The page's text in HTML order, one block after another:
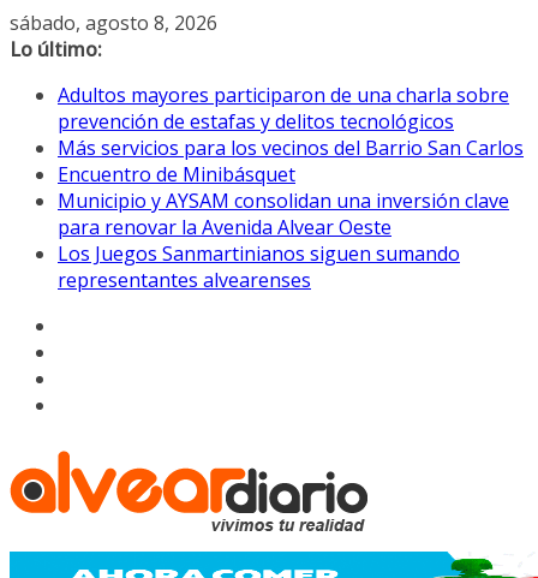
Saltar
al
sábado, agosto 8, 2026
Lo último:
Adultos mayores participaron de una charla sobre
prevención de estafas y delitos tecnológicos
Más servicios para los vecinos del Barrio San Carlos
Encuentro de Minibásquet
Municipio y AYSAM consolidan una inversión clave
para renovar la Avenida Alvear Oeste
Los Juegos Sanmartinianos siguen sumando
representantes alvearenses